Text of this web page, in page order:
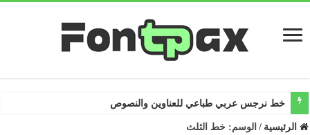
خط نرجس عربي طباعي للعناوين والنصوص
الرئيسية / الوسم:خط الثلث